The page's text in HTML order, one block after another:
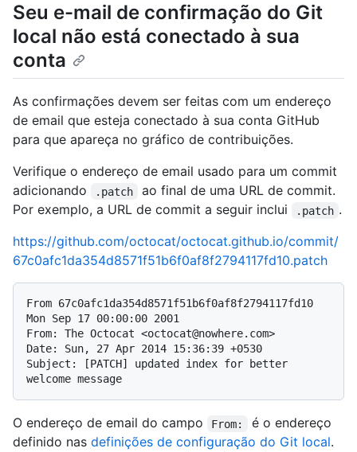
Seu e-mail de confirmação do Git
local não está conectado à sua
conta
As confirmações devem ser feitas com um endereço
de email que esteja conectado à sua conta GitHub
para que apareça no gráfico de contribuições.
Verifique o endereço de email usado para um commit
adicionando
.patch
ao final de uma URL de commit.
Por exemplo, a URL de commit a seguir inclui
.patch .
https://github.com/octocat/octocat.github.io/commit/
67c0afc1da354d8571f51b6f0af8f2794117fd10.patch
From 67c0afc1da354d8571f51b6f0af8f2794117fd10
Mon Sep 17 00:00:00 2001
From: The Octocat <octocat@nowhere.com>
Date: Sun, 27 Apr 2014 15:36:39 +0530
Subject: [PATCH] updated index for better
O endereço de email do campo From:
é o endereço
definido nas definições de configuração do Git local.